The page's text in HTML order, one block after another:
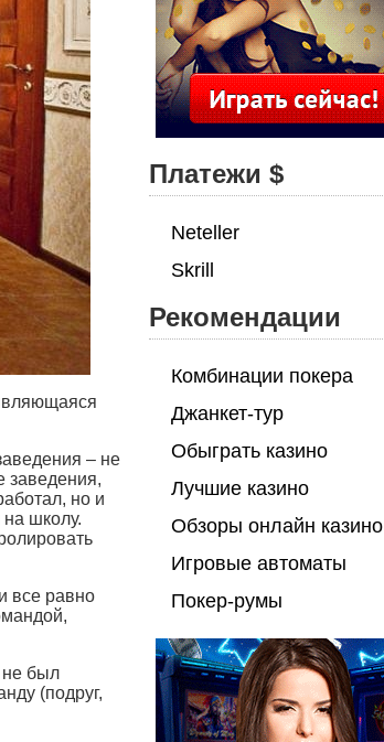
– не
заведения,
но и
школу.
все равно
не был
(подруг,
Платежи $
Neteller
Skrill
Рекомендации
Комбинации покера
Джанкет-тур
Обыграть казино
Лучшие казино
Обзоры онлайн казино
Игровые автоматы
Покер-румы